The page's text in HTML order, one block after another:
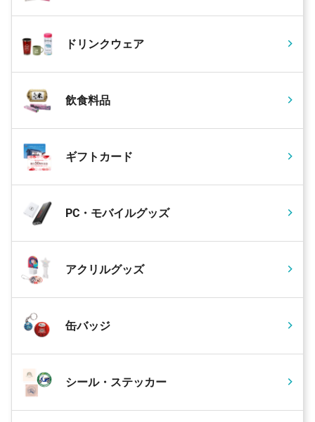
ドリンクウェア
飲食料品
ギフトカード
PC・モバイルグッズ
アクリルグッズ
缶バッジ
シール・ステッカー